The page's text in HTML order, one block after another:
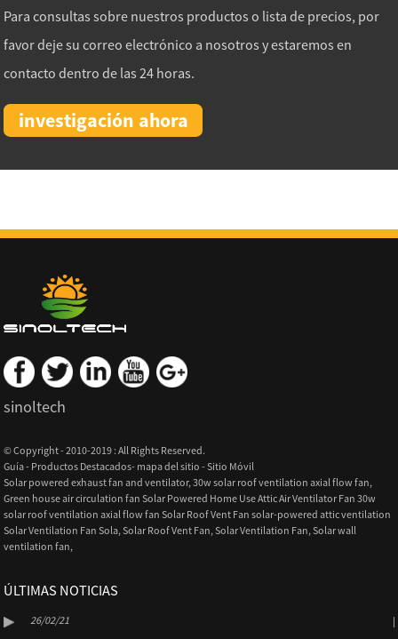
Para consultas sobre nuestros productos o lista de precios, por
favor deje su correo electrónico a nosotros y estaremos en
contacto dentro de las 24 horas.
investigación ahora
sinoltech
© Copyright - 2010-2019 : All Rights Reserved.
Guía- Productos Destacados- mapa del sitio-Sitio Móvil
Solar powered exhaust fan and ventilator,30w solar roof ventilation axial flow fan,
Green house air circulation fan Solar Powered Home Use Attic Air Ventilator Fan 30w
solar roof ventilation axial flow fan Solar Roof Vent Fan solar-powered attic ventilation
Solar Ventilation Fan Sola,Solar Roof Vent Fan,Solar Ventilation Fan,Solar wall
ventilation fan,
ÚLTIMAS NOTICIAS
26/02/21